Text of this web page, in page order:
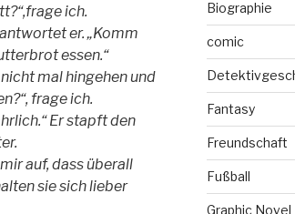
ich.
er. „Komm
essen.“
mal hingehen und
frage ich.
Er stapft den
auf, dass überall
sie sich lieber
Biographie
comic
Fantasy
Freundschaft
Fußball
Graphic Novel